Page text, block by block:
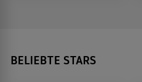
BELIEBTE STARS